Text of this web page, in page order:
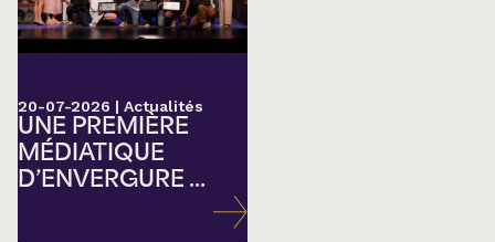
20-07-2026 | Actualités
UNE PREMIÈRE
MÉDIATIQUE
D’ENVERGURE ...